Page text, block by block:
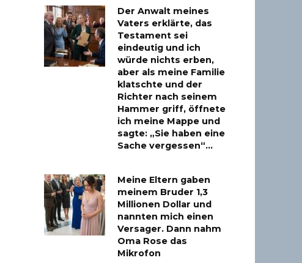
Der Anwalt meines
Vaters erklärte, das
Testament sei
eindeutig und ich
würde nichts erben,
aber als meine Familie
klatschte und der
Richter nach seinem
Hammer griff, öffnete
ich meine Mappe und
sagte: „Sie haben eine
Sache vergessen“…
Meine Eltern gaben
meinem Bruder 1,3
Millionen Dollar und
nannten mich einen
Versager. Dann nahm
Oma Rose das
Mikrofon